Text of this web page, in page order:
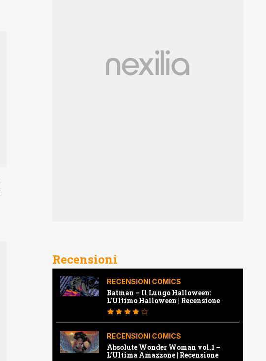
Recensioni
RECENSIONI COMICS
Batman – Il Lungo Halloween:
L’Ultimo Halloween | Recensione
RECENSIONI COMICS
Absolute Wonder Woman vol.1 –
L’Ultima Amazzone | Recensione